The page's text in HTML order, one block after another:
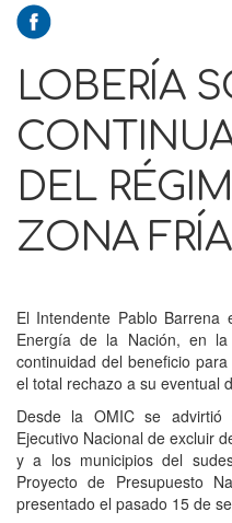
LOBERÍA
DEL
ZONA FRÍA
El Intendente Pablo
Energía de la Nación, en
continuidad del beneficio
el total rechazo a su eventual
Desde la OMIC se advirtió
Ejecutivo Nacional de excluir
y a los municipios del
Proyecto de Presupuesto
presentado el pasado 15 de